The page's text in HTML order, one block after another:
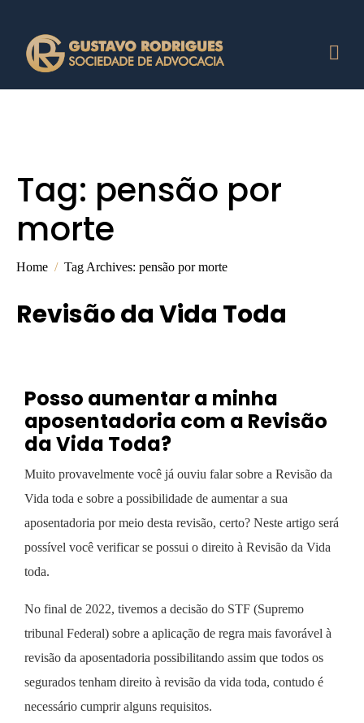
Tag: pensão por
morte
Home Tag Archives: pensão por morte
Revisão da Vida Toda
Posso aumentar a minha
aposentadoria com a Revisão
da Vida Toda?
Muito provavelmente você já ouviu falar sobre a Revisão da
Vida toda e sobre a possibilidade de aumentar a sua
aposentadoria por meio desta revisão, certo? Neste artigo será
possível você verificar se possui o direito à Revisão da Vida
toda.
No final de 2022, tivemos a decisão do STF (Supremo
tribunal Federal) sobre a aplicação de regra mais favorável à
revisão da aposentadoria possibilitando assim que todos os
segurados tenham direito à revisão da vida toda, contudo é
necessário cumprir alguns requisitos.